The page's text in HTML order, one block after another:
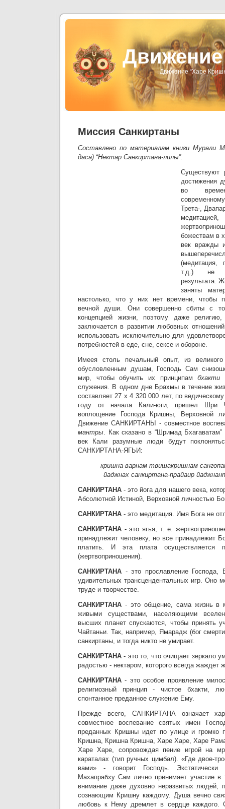
Движение “Харе
Миссия Санкиртаны
Составлено по материалам книги Мурали
даса) “Нектар Санкиртана-лилы”.
Существуют
достижения
во
Трета-,
божествам в
век вражды
(медитация,
т.д.) не
результата.
заняты
настолько, что у них нет времени, чтобы
вечной души. Они совершенно сбиты с
концепцией жизни, поэтому даже религию,
заключается в развитии любовных
использовать исключительно для
потребностей в еде, сне, сексе и обороне.
Имеея столь печальный опыт, из
обусловленным душам, Господь Сам
мир, чтобы обучить их принципамбхакти
служения. В одном дне Брахмы в течение
составляет 27 х 4 320 000 лет, по
году от начала Кали-юги, пришел Шри
воплощение Господа Кришны, Верховной
Движение САНКИРТАНЫ - совместное
мантры. Как сказано в “Шримад
век Кали разумные люди будут
САНКИРТАНА-ЯГЬИ:
кришна-варнам твишакришнам
йаджнах санкиртана-прайаир
САНКИРТАНА - это йога для нашего века,
Абсолютной Истиной, Верховной личностью
САНКИРТАНА - это медитация. Имя Бога не
САНКИРТАНА - это ягья, т. е.
принадлежит человеку, но все принадлежит
платить. И эта плата осуществляется
(жертвоприношения).
САНКИРТАНА - это прославление Господа,
удивительных трансцендентальных игр. Оно
труде и творчестве.
САНКИРТАНА - это общение, сама жизнь в
живыми существами, населяющими
высших планет спускаются, чтобы принять
Чайтаньи. Так, например, Ямарадж (бог
санкиртаны, и тогда никто не умирает.
САНКИРТАНА - это то, что очищает зеркало
радостью - нектаром, которого всегда жаждет
САНКИРТАНА - это особое проявление
религиозный принцип - чистое бхакти,
спонтанное преданное служение Ему.
Прежде всего, САНКИРТАНА означает
совместное воспевание святых имен
преданных Кришны идет по улице и громко
Кришна, Кришна Кришна, Харе Харе, Харе
Харе Харе, сопровождая пение игрой на
караталах (тип ручных цимбал). «Где двое-
вами» - говорит Господь.
Махапрабху Сам лично принимает участие в
внимание даже духовно неразвитых людей,
сознающим Кришну каждому. Душа вечно
любовь к Нему дремлет в сердце каждого.